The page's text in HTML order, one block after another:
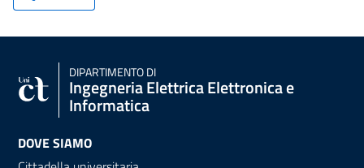
DIPARTIMENTO DI
Ingegneria Elettrica Elettronica e
Informatica
DOVE SIAMO